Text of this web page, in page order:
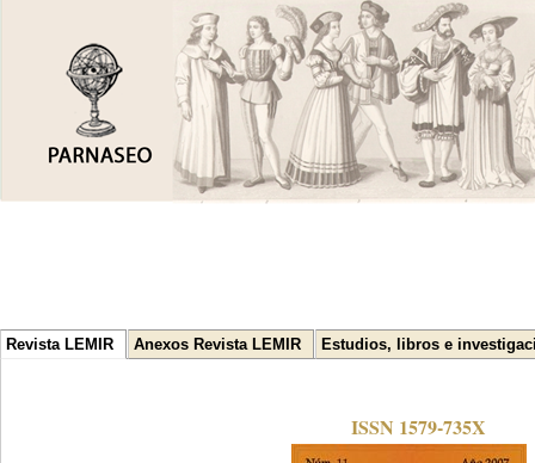
Revista LEMIR Anexos Revista LEMIR Estudios, libros e
ISSN 1579-735X